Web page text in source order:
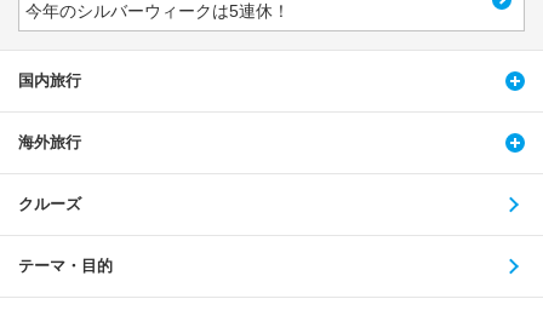
今年のシルバーウィークは5連休！
国内旅行
海外旅行
クルーズ
テーマ・目的